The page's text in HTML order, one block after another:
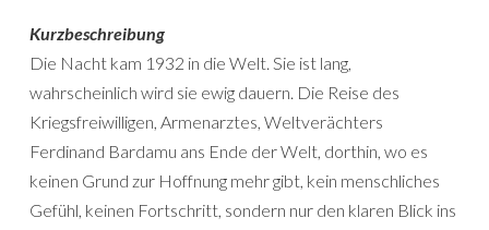
Kurzbeschreibung
Die Nacht kam 1932 in die Welt. Sie ist lang,
wahrscheinlich wird sie ewig dauern. Die Reise des
Kriegsfreiwilligen, Armenarztes, Weltverächters
Ferdinand Bardamu ans Ende der Welt, dorthin, wo es
keinen Grund zur Hoffnung mehr gibt, kein menschliches
Gefühl, keinen Fortschritt, sondern nur den klaren Blick ins